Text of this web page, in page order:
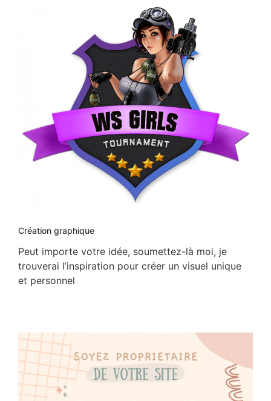
Création graphique
Peut importe votre idée, soumettez-là moi, je
trouverai l’inspiration pour créer un visuel unique
et personnel